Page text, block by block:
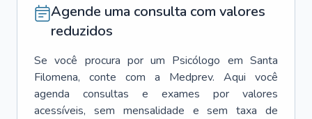
Agende uma consulta com valores
reduzidos
Se você procura por um Psicólogo em Santa
Filomena, conte com a Medprev. Aqui você
agenda consultas e exames por valores
acessíveis, sem mensalidade e sem taxa de